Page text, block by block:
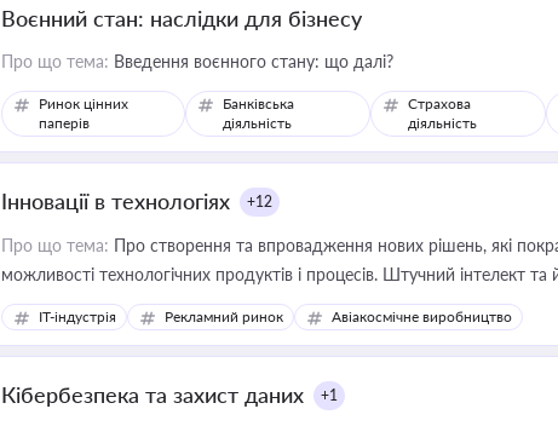
Воєнний стан: наслідки для бізнесу
Про що тема: Введення воєнного стану: що далі?
Ринок цінних
паперів
Банківська
діяльність
Страхова
діяльність
Інновації в технологіях +12
Про що тема: Про створення та впровадження нових рішень, які
можливості технологічних продуктів і процесів. Штучний інтелект та
IT-індустрія Рекламний ринок Авіакосмічне виробництво
Кібербезпека та захист даних +1